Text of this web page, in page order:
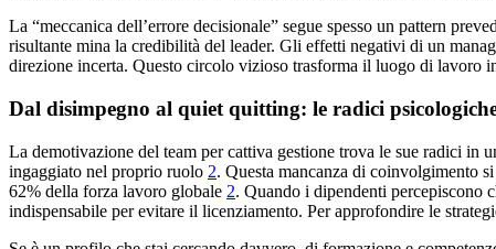
La “meccanica dell’errore decisionale” segue spesso un pattern
risultante mina la credibilità del leader. Gli effetti negativi di un
direzione incerta. Questo circolo vizioso trasforma il luogo di lavoro
Dal disimpegno al quiet quitting: le radici
La demotivazione del team per cattiva gestione trova le sue radici in
ingaggiato nel proprio ruolo 2. Questa mancanza di coinvolgimento
62% della forza lavoro globale 2. Quando i dipendenti percepiscono
indispensabile per evitare il licenziamento. Per approfondire le